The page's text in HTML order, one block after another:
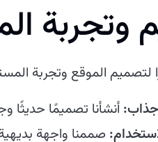
وتجربة
لتصميم الموقع وتجربة
أنشأنا تصميمًا حديثًا
صممنا واجهة